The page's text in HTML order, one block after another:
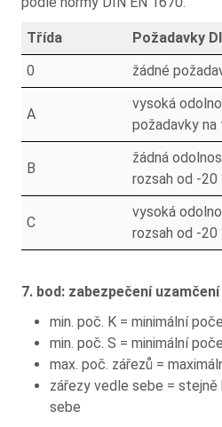
Třída
Požadavky
0
žádné
A
vysoká
požadavky
B
žádná
rozsah od -20
C
vysoká
rozsah od -20
7. bod: zabezpečení
min. poč. K = minimální
min. poč. S = minimální
max. poč. zářezů =
zářezy vedle sebe =
sebe